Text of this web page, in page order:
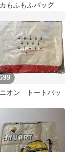
もふもふバッグ
ニオン トートバッ